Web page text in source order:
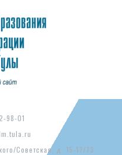
98-01
Советская, д. 15-17/73